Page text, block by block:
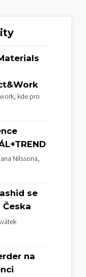
kde pro
Nilssona,
se
na